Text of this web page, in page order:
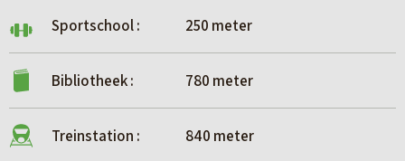
Sportschool : 250 meter
Bibliotheek : 780 meter
Treinstation : 840 meter